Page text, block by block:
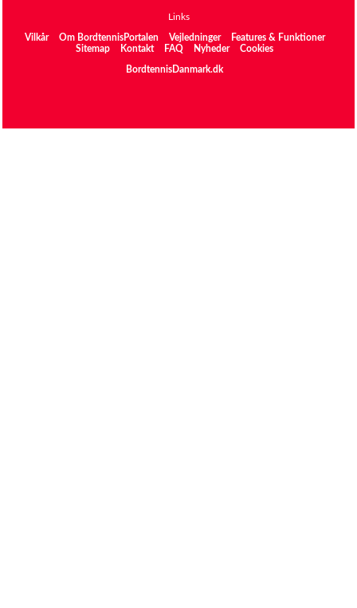
Links
Vilkår Om BordtennisPortalen Vejledninger
Features & Funktioner
Sitemap
Kontakt FAQ Nyheder Cookies
BordtennisDanmark.dk